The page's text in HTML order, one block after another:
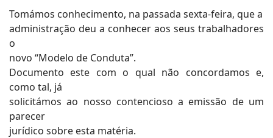
Tomámos conhecimento, na passada sexta-feira, que a
administração deu a conhecer aos seus trabalhadores
o
novo “Modelo de Conduta”.
Documento este com o qual não concordamos e,
como tal, já
solicitámos ao nosso contencioso a emissão de um
parecer
jurídico sobre esta matéria.